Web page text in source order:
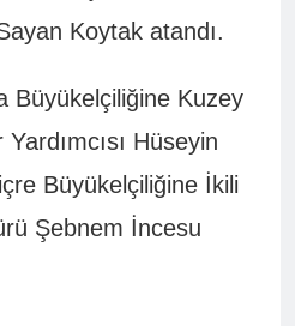
Koytak atandı.
Büyükelçiliğine Kuzey
Hüseyin
Büyükelçiliğine İkili
Şebnem İncesu